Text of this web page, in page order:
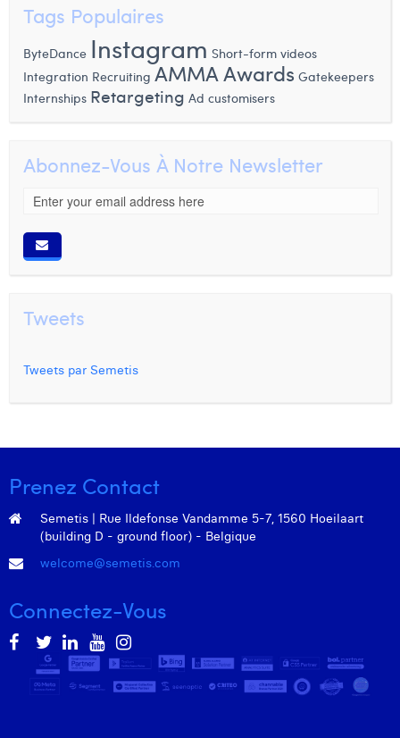
Tags Populaires
ByteDance Instagram Short-form videos
Integration Recruiting AMMA Awards Gatekeepers
Internships Retargeting Ad customisers
Abonnez-Vous À Notre Newsletter
Tweets
Tweets par Semetis
Prenez Contact
Semetis | Rue Ildefonse Vandamme 5-7, 1560 Hoeilaart
(building D - ground floor) - Belgique
welcome@semetis.com
Connectez-Vous